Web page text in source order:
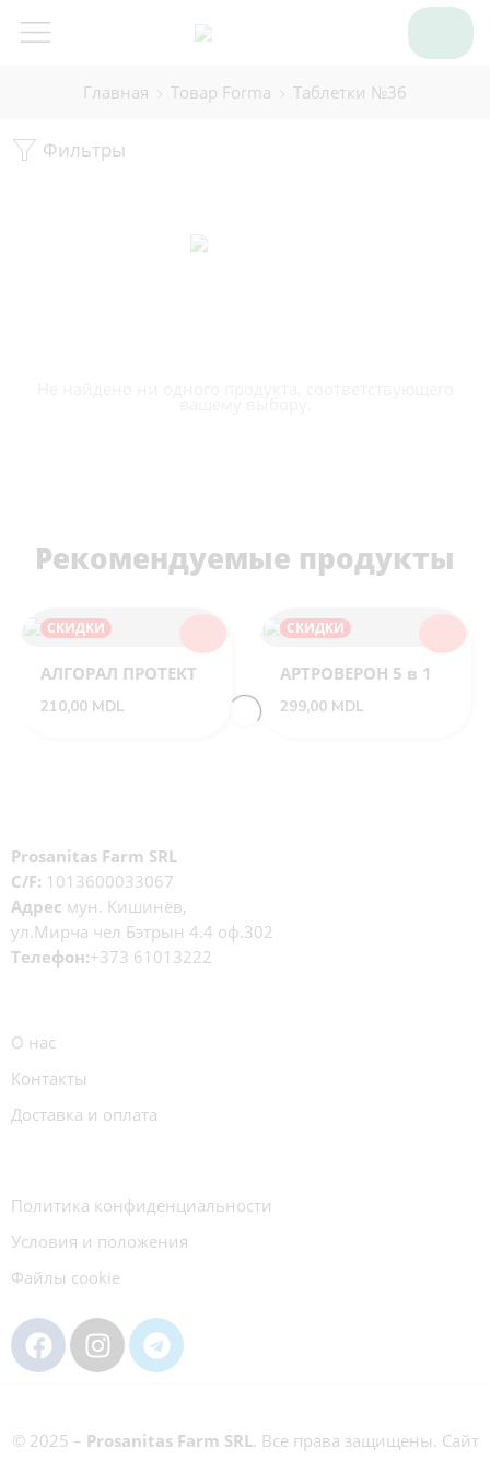
Главная Товар Forma Таблетки №36
Фильтры
Рекомендуемые продукты
СКИДКИ
АЛГОРАЛ ПРОТЕКТ
210,00 MDL
СКИДКИ
АРТРОВЕРОН 5 в 1
299,00 MDL
Prosanitas Farm SRL
C/F: 1013600033067
Адрес мун. Кишинёв,
ул.Мирча чел Бэтрын 4.4 оф.302
Телефон:+373 61013222
О нас
Контакты
Доставка и оплата
Политика конфиденциальности
Условия и положения
Файлы cookie
© 2025 – Prosanitas Farm SRL. Все права защищены. Сайт